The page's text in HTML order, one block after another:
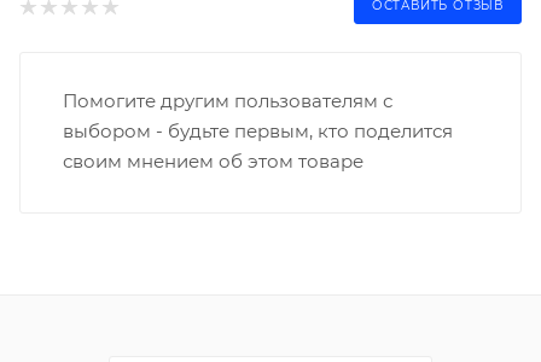
ОСТАВИТЬ ОТЗЫВ
Помогите другим пользователям с
выбором - будьте первым, кто поделится
своим мнением об этом товаре